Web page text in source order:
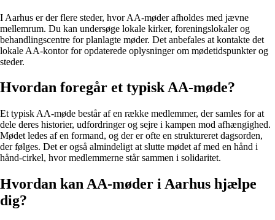
I Aarhus er der flere steder, hvor AA-møder afholdes med jævne
mellemrum. Du kan undersøge lokale kirker, foreningslokaler og
behandlingscentre for planlagte møder. Det anbefales at kontakte det
lokale AA-kontor for opdaterede oplysninger om mødetidspunkter og
steder.
Hvordan foregår et typisk AA-møde?
Et typisk AA-møde består af en række medlemmer, der samles for at
dele deres historier, udfordringer og sejre i kampen mod afhængighed.
Mødet ledes af en formand, og der er ofte en struktureret dagsorden,
der følges. Det er også almindeligt at slutte mødet af med en hånd i
hånd-cirkel, hvor medlemmerne står sammen i solidaritet.
Hvordan kan AA-møder i Aarhus hjælpe
dig?